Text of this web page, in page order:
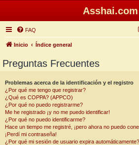
Asshai.com
FAQ
Inicio Índice general
Preguntas Frecuentes
Problemas acerca de la identificación y el registro
¿Por qué me tengo que registrar?
¿Qué es COPPA? (APPCO)
¿Por qué no puedo registrarme?
Me he registrado ¡y no me puedo identificar!
¿Por qué no puedo identificarme?
Hace un tiempo me registré, ¡pero ahora no puedo
¡Perdí mi contraseña!
¿Por qué mi sesión de usuario expira automáticamente?